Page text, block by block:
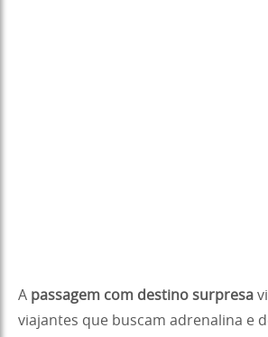
A passagem com destino surpresa
viajantes que buscam adrenalina e